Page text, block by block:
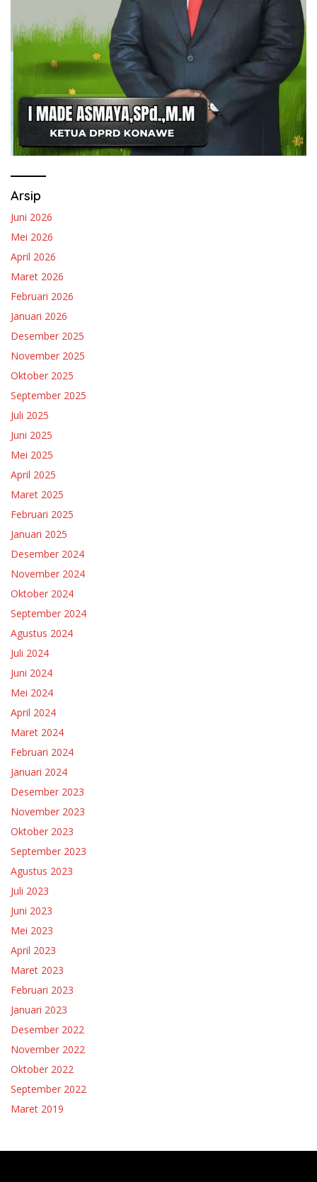
Arsip
Juni 2026
Mei 2026
April 2026
Maret 2026
Februari 2026
Januari 2026
Desember 2025
November 2025
Oktober 2025
September 2025
Juli 2025
Juni 2025
Mei 2025
April 2025
Maret 2025
Februari 2025
Januari 2025
Desember 2024
November 2024
Oktober 2024
September 2024
Agustus 2024
Juli 2024
Juni 2024
Mei 2024
April 2024
Maret 2024
Februari 2024
Januari 2024
Desember 2023
November 2023
Oktober 2023
September 2023
Agustus 2023
Juli 2023
Juni 2023
Mei 2023
April 2023
Maret 2023
Februari 2023
Januari 2023
Desember 2022
November 2022
Oktober 2022
September 2022
Maret 2019